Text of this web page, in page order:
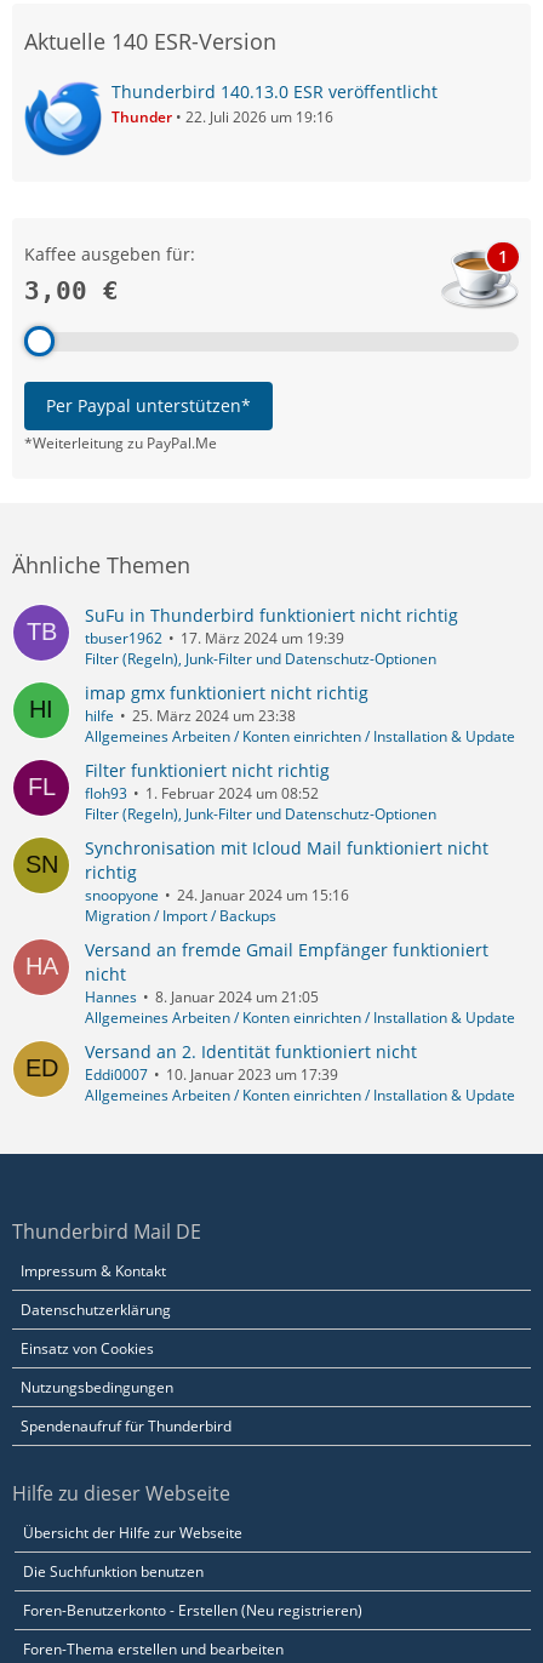
Aktuelle 140 ESR-Version
Thunderbird 140.13.0 ESR veröffentlicht
Thunder 22. Juli 2026 um 19:16
Kaffee ausgeben für:
3,00 €
1
Per Paypal unterstützen*
*Weiterleitung zu PayPal.Me
Ähnliche Themen
SuFu in Thunderbird funktioniert nicht richtig
tbuser1962
17. März 2024 um 19:39
Filter (Regeln), Junk-Filter und Datenschutz-Optionen
imap gmx funktioniert nicht richtig
hilfe
25. März 2024 um 23:38
Allgemeines Arbeiten / Konten einrichten / Installation & Update
Filter funktioniert nicht richtig
floh93
1. Februar 2024 um 08:52
Filter (Regeln), Junk-Filter und Datenschutz-Optionen
Synchronisation mit Icloud Mail funktioniert nicht
richtig
snoopyone
24. Januar 2024 um 15:16
Migration / Import / Backups
Versand an fremde Gmail Empfänger funktioniert
nicht
Hannes
8. Januar 2024 um 21:05
Allgemeines Arbeiten / Konten einrichten / Installation & Update
Versand an 2. Identität funktioniert nicht
Eddi0007
10. Januar 2023 um 17:39
Allgemeines Arbeiten / Konten einrichten / Installation & Update
Thunderbird Mail DE
Impressum & Kontakt
Datenschutzerklärung
Einsatz von Cookies
Nutzungsbedingungen
Spendenaufruf für Thunderbird
Hilfe zu dieser Webseite
Übersicht der Hilfe zur Webseite
Die Suchfunktion benutzen
Foren-Benutzerkonto - Erstellen (Neu registrieren)
Foren-Thema erstellen und bearbeiten